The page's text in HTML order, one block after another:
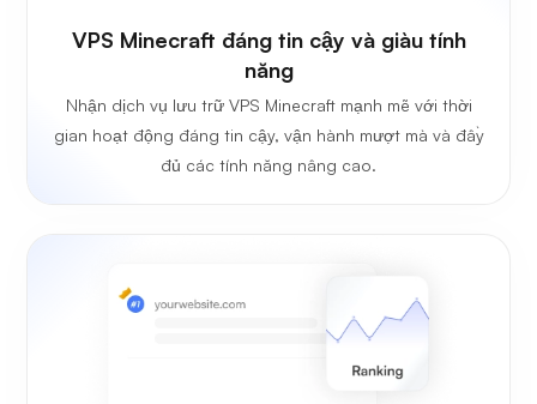
VPS Minecraft đáng tin cậy và giàu tính
năng
Nhận dịch vụ lưu trữ VPS Minecraft mạnh mẽ với thời
gian hoạt động đáng tin cậy, vận hành mượt mà và đầy
đủ các tính năng nâng cao.